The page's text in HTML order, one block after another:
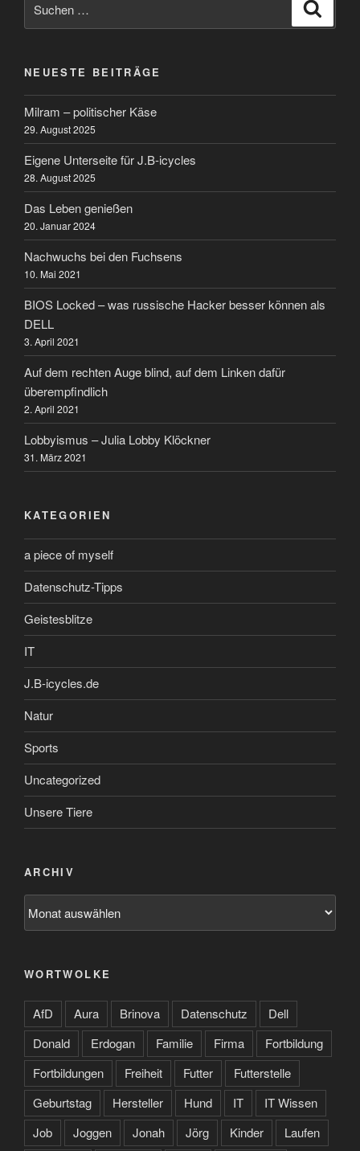
nach:
NEUESTE BEITRÄGE
Milram – politischer Käse
29. August 2025
Eigene Unterseite für J.B-icycles
28. August 2025
Das Leben genießen
20. Januar 2024
Nachwuchs bei den Fuchsens
10. Mai 2021
BIOS Locked – was russische Hacker besser können als
DELL
3. April 2021
Auf dem rechten Auge blind, auf dem Linken dafür
überempfindlich
2. April 2021
Lobbyismus – Julia Lobby Klöckner
31. März 2021
KATEGORIEN
a piece of myself
Datenschutz-Tipps
Geistesblitze
IT
J.B-icycles.de
Natur
Sports
Uncategorized
Unsere Tiere
ARCHIV
WORTWOLKE
AfD Aura Brinova Datenschutz
Dell
Donald
Erdogan Familie Firma
Fortbildung
Fortbildungen
Freiheit Futter
Futterstelle
Geburtstag
Hersteller Hund IT
IT Wissen
Job
Joggen Jonah Jörg Kinder Laufen